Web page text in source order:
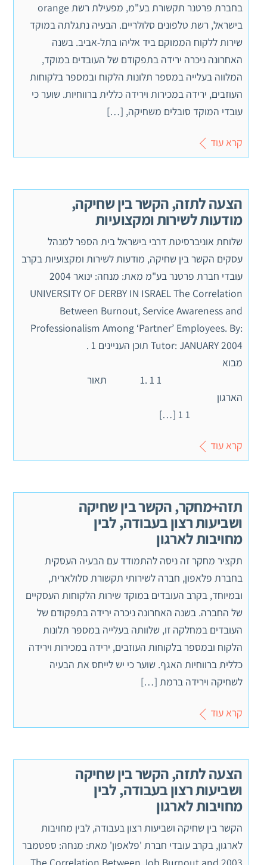
בחברת פרטנר תקשורת בע"מ, מפעילת רשת orange
בישראל, רשת טלפונים סלולריים. הבעיה נתגלתה במוקד
שירות ללקוח הממוקם ביד אליהו בתל-אביב. בשנה
האחרונה ניכרה ירידה בתפקודם של העובדים במוקד,
המלווה בעלייה במספר תלונות הלקוח ובמספר בלקוחות
העוזבים, ירידה במכירות וירידה כללית ברווחיות. שוער כי
עובדי המוקד סובלים משחיקה, […]
קרא עוד
הצעה לתזה, הקשר בין שחיקה,
מודעות לשירות ומקצועיות
שלוחת אוניברסיטת דרבי בישראל בית הספר למנהל
עסקים הקשר בין שחיקה, מודעות לשירות ומקצועיות בקרב
עובדי חברת פרטנר בע"מ מאת: מנחה: ינואר 2004
UNIVERSITY OF DERBY IN ISRAEL The Correlation
Between Burnout, Service Awareness and
Professionalism Among ‘Partner’ Employees. By:
Tutor: JANUARY 2004 תוכן העניינים 1 .
מבוא
1 1 .1 תאור
הארגון
קרא עוד
תזה+מחקר, הקשר בין שחיקה
ושביעות רצון בעבודה, לבין
מחויבות לארגון
תקציר מחקר זה ניסה להתמודד עם הבעיה העסקית
בחברת פלאפון, חברה לשירותי תקשורת סלולארית,
ובמיוחד, בקרב העובדים במוקד שירות הלקוחות העסקיים
של החברה. בשנה האחרונה ניכרה ירידה בתפקודם של
העובדים במחלקה זו, שלוותה בעלייה במספר תלונות
הלקוח ובמספר בלקוחות העוזבים, ירידה במכירות וירידה
כללית ברווחיות האגף. שוער כי יש לייחס את הבעיה
לשחיקה וירידה ברמת […]
קרא עוד
הצעה לתזה, הקשר בין שחיקה
ושביעות רצון בעבודה, לבין
מחויבות לארגון
הקשר בין שחיקה ושביעות רצון בעבודה, לבין מחויבות
לארגון, בקרב עובדי חברת 'פלאפון' מאת: מנחה: ספטמבר